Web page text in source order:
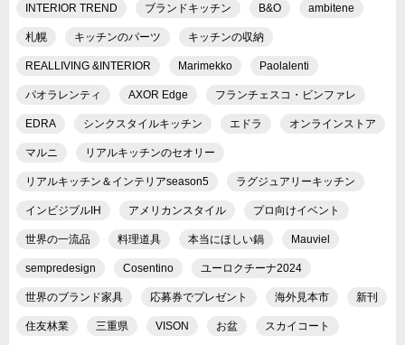
INTERIOR TREND ブランドキッチン B&O ambitene
札幌 キッチンのパーツ キッチンの収納
REALLIVING &INTERIOR Marimekko Paolalenti
パオラレンティ AXOR Edge フランチェスコ・ビンファレ
EDRA シンクスタイルキッチン エドラ オンラインストア
マルニ リアルキッチンのセオリー
リアルキッチン＆インテリアseason5 ラグジュアリーキッチン
インビジブルIH アメリカンスタイル プロ向けイベント
世界の一流品 料理道具 本当にほしい鍋 Mauviel
sempredesign Cosentino ユーロクチーナ2024
世界のブランド家具 応募券でプレゼント 海外見本市 新刊
住友林業 三重県 VISON お盆 スカイコート